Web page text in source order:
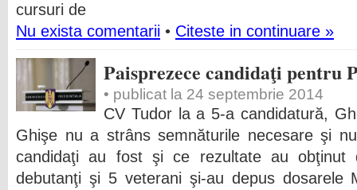
cursuri de
Nu exista comentarii • Citeste in continuare »
Paisprezece candidaţi pentru
• publicat la 24 septembrie 2014
CV Tudor la a 5-a candidatură,
Ghişe nu a strâns semnăturile necesare şi
candidaţi au fost şi ce rezultate au
debutanţi şi 5 veterani şi-au depus dosarele